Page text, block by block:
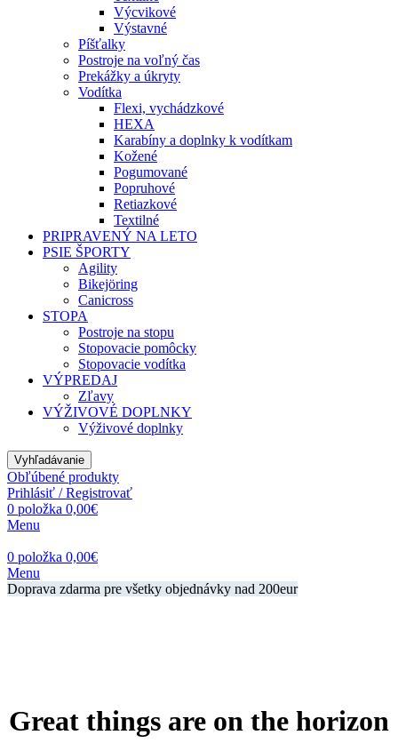
Výcvikové
Výstavné
Píšťalky
Postroje na voľný čas
Prekážky a úkryty
Vodítka
Flexi, vychádzkové
HEXA
Karabíny a doplnky k vodítkam
Kožené
Pogumované
Popruhové
Retiazkové
Textilné
PRIPRAVENÝ NA LETO
PSIE ŠPORTY
Agility
Bikejöring
Canicross
STOPA
Postroje na stopu
Stopovacie pomôcky
Stopovacie vodítka
VÝPREDAJ
Zľavy
VÝŽIVOVÉ DOPLNKY
Výživové doplnky
Vyhľadávanie
Obľúbené produkty
Prihlásiť / Registrovať
0 položka 0,00€
Menu
0 položka 0,00€
Menu
Doprava zdarma pre všetky objednávky nad 200eur
Great things are on the horizon